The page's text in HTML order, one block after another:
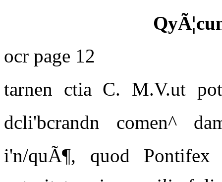
ocr page 12
tarnen ctia C. M.V.ut
dcli'bcrandn comen^
i'n/quÃ¶, quod Pontifex